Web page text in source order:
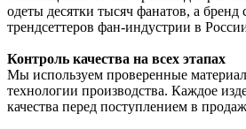
одеты десятки тысяч фанатов, а бренд
трендсеттеров фан-индустрии в
Контроль качества на всех этапах
Мы используем проверенные
технологии производства. Каждое
качества перед поступлением в